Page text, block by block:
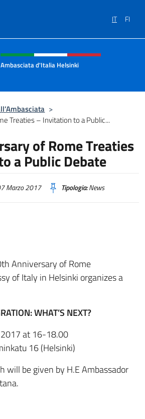
IT FI
social e menù
Ambasciata d'Italia Helsinki
>
Treaties – Invitation to a Public...
of Rome Treaties
a Public Debate
Marzo 2017 Tipologia:News
Anniversary of Rome
of Italy in Helsinki organizes a
WHAT’S NEXT?
at 16-18.00
16 (Helsinki)
will be given by H.E Ambassador